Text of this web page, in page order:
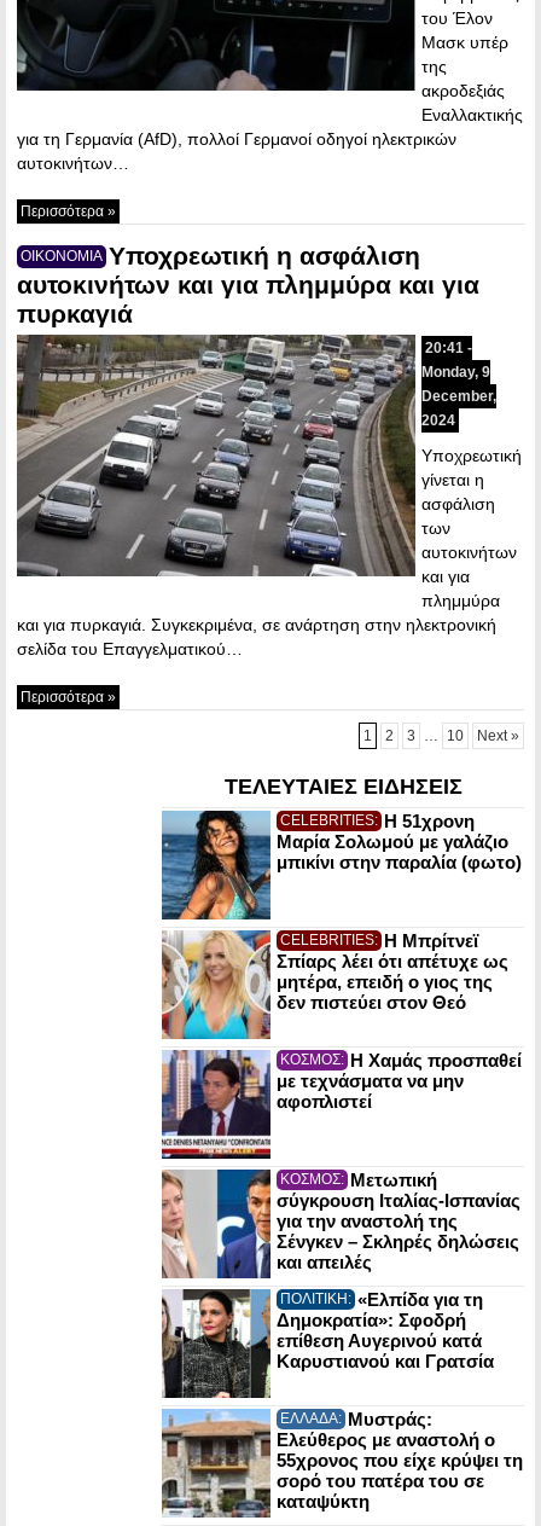
του Έλον
Μασκ υπέρ
της
ακροδεξιάς
Εναλλακτικής
για τη Γερμανία (AfD), πολλοί Γερμανοί οδηγοί ηλεκτρικών
αυτοκινήτων…
Περισσότερα »
ΟΙΚΟΝΟΜΙΑ Υποχρεωτική η ασφάλιση
αυτοκινήτων και για πλημμύρα και για
πυρκαγιά
20:41 -
Monday, 9
December,
2024
Υποχρεωτική
γίνεται η
ασφάλιση
των
αυτοκινήτων
και για
πλημμύρα
και για πυρκαγιά. Συγκεκριμένα, σε ανάρτηση στην ηλεκτρονική
σελίδα του Επαγγελματικού…
Περισσότερα »
1 2 3 10 Next »
ΤΕΛΕΥΤΑΙΕΣ ΕΙΔΗΣΕΙΣ
CELEBRITIES: Η 51χρονη
Μαρία Σολωμού με γαλάζιο
μπικίνι στην παραλία (φωτο)
CELEBRITIES: Η Μπρίτνεϊ
Σπίαρς λέει ότι απέτυχε ως
μητέρα, επειδή ο γιος της
δεν πιστεύει στον Θεό
ΚΟΣΜΟΣ: Η Χαμάς προσπαθεί
με τεχνάσματα να μην
αφοπλιστεί
ΚΟΣΜΟΣ: Μετωπική
σύγκρουση Ιταλίας-Ισπανίας
για την αναστολή της
Σένγκεν – Σκληρές δηλώσεις
και απειλές
ΠΟΛΙΤΙΚΗ: «Ελπίδα για τη
Δημοκρατία»: Σφοδρή
επίθεση Αυγερινού κατά
Καρυστιανού και Γρατσία
ΕΛΛΑΔΑ: Μυστράς:
Ελεύθερος με αναστολή ο
55χρονος που είχε κρύψει τη
σορό του πατέρα του σε
καταψύκτη